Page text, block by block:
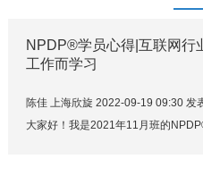
NPDP®学员心得|互联网行
工作而学习
陈佳 上海欣旋 2022-09-19 09:30 发表于上海 作者
大家好！我是2021年11月班的